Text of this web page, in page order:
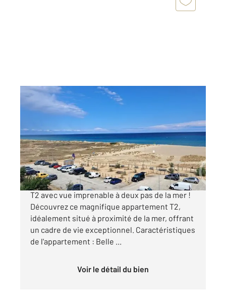
ST CYPRIEN 66
39,11 m 2 , 2 pièces
Appartement T2 à vendre
148 000 €
À vendre à ST CYPRIEN PLAGE Appartement
T2 avec vue imprenable à deux pas de la mer !
Découvrez ce magnifique appartement T2,
idéalement situé à proximité de la mer, offrant
un cadre de vie exceptionnel. Caractéristiques
de l'appartement : Belle ...
Voir le détail du bien